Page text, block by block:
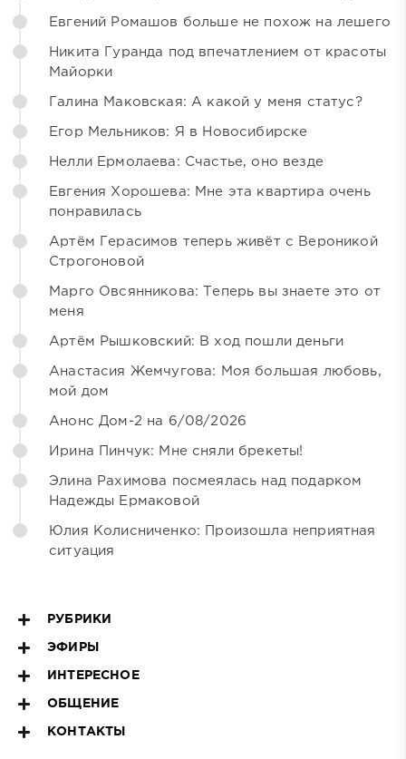
Евгений Ромашов больше не похож на лешего
Никита Гуранда под впечатлением от красоты
Майорки
Галина Маковская: А какой у меня статус?
Егор Мельников: Я в Новосибирске
Нелли Ермолаева: Счастье, оно везде
Евгения Хорошева: Мне эта квартира очень
понравилась
Артём Герасимов теперь живёт с Вероникой
Строгоновой
Марго Овсянникова: Теперь вы знаете это от
меня
Артём Рышковский: В ход пошли деньги
Анастасия Жемчугова: Моя большая любовь,
мой дом
Анонс Дом-2 на 6/08/2026
Ирина Пинчук: Мне сняли брекеты!
Элина Рахимова посмеялась над подарком
Надежды Ермаковой
Юлия Колисниченко: Произошла неприятная
ситуация
РУБРИКИ
ЭФИРЫ
ИНТЕРЕСНОЕ
ОБЩЕНИЕ
КОНТАКТЫ